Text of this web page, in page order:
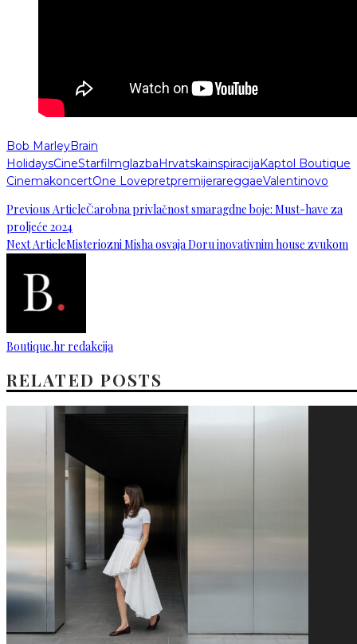
Bob MarleyBrain
HolidaysCineStarfilmglazbaHrvatskainspiracijaKaptol Boutique
CinemakoncertOne LovepretpremijerareggaeValentinovo
Previous ArticleČarobna privlačnost smaragdne boje: Must-have za
proljeće 2024
Next ArticleMisteriozni Misha osvaja Doru inovativnim house zvukom
Boutique.hr redakcija
RELATED POSTS